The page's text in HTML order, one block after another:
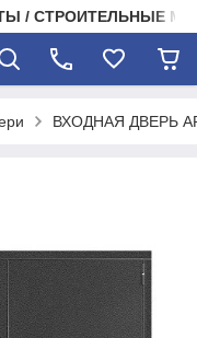
/ СТРОИТЕЛЬНЫЕ
ВХОДНАЯ ДВЕРЬ